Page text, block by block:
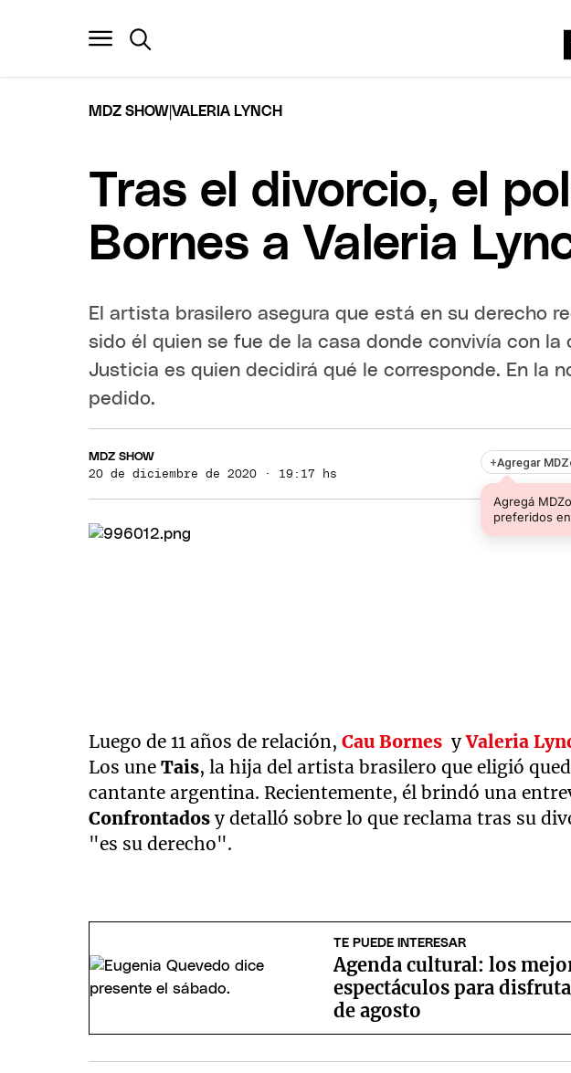
MDZ SHOW|VALERIA LYNCH
Tras el divorcio, el
Bornes a Valeria
El artista brasilero asegura que está en su derecho
sido él quien se fue de la casa donde convivía con la
Justicia es quien decidirá qué le corresponde. En la
pedido.
MDZ SHOW
20 de diciembre de 2020 · 19:17 hs
+Agregar
Agregá
preferidos
Luego de 11 años de relación,Cau Bornes yValeria
Los uneTais, la hija del artista brasilero que eligió
cantante argentina. Recientemente, él brindó una
Confrontadosy detalló sobre lo que reclama tras su
"es su derecho".
TE PUEDE INTERESAR
Agenda cultural: los
espectáculos para
de agosto